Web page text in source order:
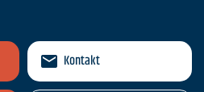
Kontakt